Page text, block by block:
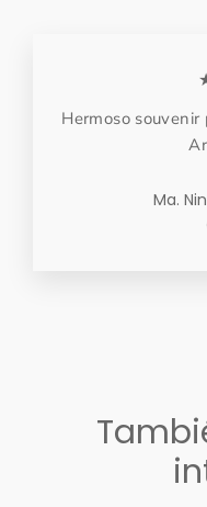
Hermoso
Ma.